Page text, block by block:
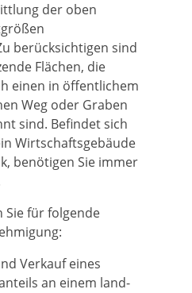
der oben
berücksichtigen sind
Flächen, die
einen in öffentlichem
Weg oder Graben
sind. Befindet sich
Wirtschaftsgebäude
benötigen Sie immer
Sie für folgende
Verkauf eines
an einem land-